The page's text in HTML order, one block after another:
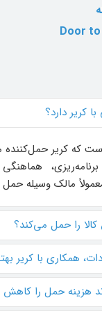
کریر دارد؟
که کریر حمل‌کننده
مالک وسیله
کالا را حمل می‌کند؟
همکاری با کریر
هزینه حمل را